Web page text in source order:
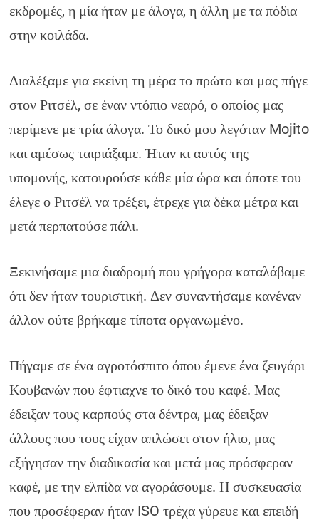
εκδρομές, η μία ήταν με άλογα, η άλλη με τα πόδια
στην κοιλάδα.
Διαλέξαμε για εκείνη τη μέρα το πρώτο και μας πήγε
στον Ριτσέλ, σε έναν ντόπιο νεαρό, ο οποίος μας
περίμενε με τρία άλογα. Το δικό μου λεγόταν Mojito
και αμέσως ταιριάξαμε. Ήταν κι αυτός της
υπομονής, κατουρούσε κάθε μία ώρα και όποτε του
έλεγε ο Ριτσέλ να τρέξει, έτρεχε για δέκα μέτρα και
μετά περπατούσε πάλι.
Ξεκινήσαμε μια διαδρομή που γρήγορα καταλάβαμε
ότι δεν ήταν τουριστική. Δεν συναντήσαμε κανέναν
άλλον ούτε βρήκαμε τίποτα οργανωμένο.
Πήγαμε σε ένα αγροτόσπιτο όπου έμενε ένα ζευγάρι
Κουβανών που έφτιαχνε το δικό του καφέ. Μας
έδειξαν τους καρπούς στα δέντρα, μας έδειξαν
άλλους που τους είχαν απλώσει στον ήλιο, μας
εξήγησαν την διαδικασία και μετά μας πρόσφεραν
καφέ, με την ελπίδα να αγοράσουμε. Η συσκευασία
που προσέφεραν ήταν ISO τρέχα γύρευε και επειδή